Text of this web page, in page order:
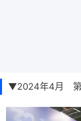
▼2024年4月 第